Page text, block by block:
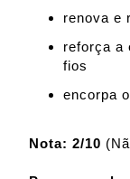
renova e
reforça a
fios
encorpa
Nota: 2/10